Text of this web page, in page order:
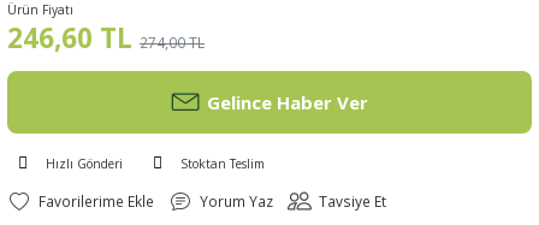
Ürün Fiyatı
246,60 TL 274,00 TL
Gelince Haber Ver
Hızlı Gönderi Stoktan Teslim
Yorum Yaz
Tavsiye Et